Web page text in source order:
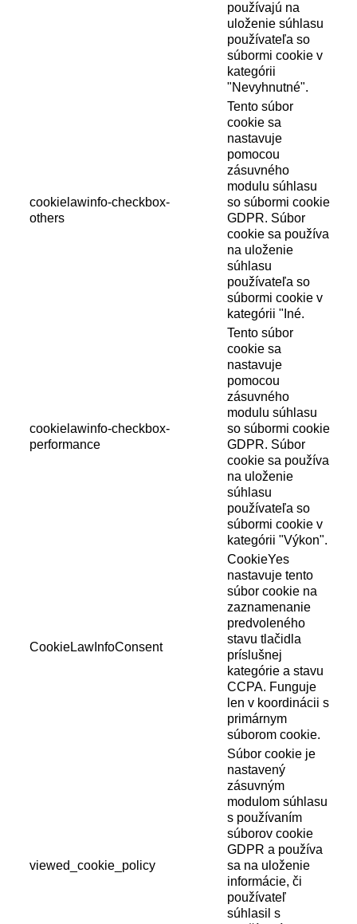
používajú na
uloženie súhlasu
používateľa so
súbormi cookie v
kategórii
"Nevyhnutné".
cookielawinfo-checkbox-
others
Tento súbor
cookie sa
nastavuje
pomocou
zásuvného
modulu súhlasu
so súbormi cookie
GDPR. Súbor
cookie sa používa
na uloženie
súhlasu
používateľa so
súbormi cookie v
kategórii "Iné.
cookielawinfo-checkbox-
performance
Tento súbor
cookie sa
nastavuje
pomocou
zásuvného
modulu súhlasu
so súbormi cookie
GDPR. Súbor
cookie sa používa
na uloženie
súhlasu
používateľa so
súbormi cookie v
kategórii "Výkon".
CookieLawInfoConsent
CookieYes
nastavuje tento
súbor cookie na
zaznamenanie
predvoleného
stavu tlačidla
príslušnej
kategórie a stavu
CCPA. Funguje
len v koordinácii s
primárnym
súborom cookie.
viewed_cookie_policy
Súbor cookie je
nastavený
zásuvným
modulom súhlasu
s používaním
súborov cookie
GDPR a používa
sa na uloženie
informácie, či
používateľ
súhlasil s